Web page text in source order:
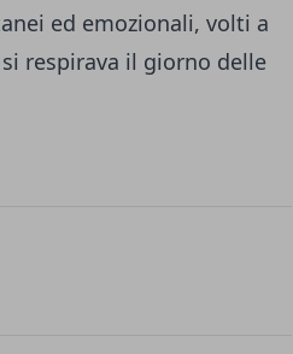
ed emozionali, volti a
respirava il giorno delle